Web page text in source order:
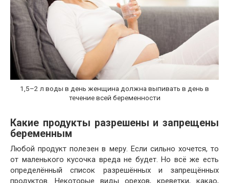
1,5–2 л воды в день женщина должна выпивать в день в
течение всей беременности
Какие продукты разрешены и запрещены
беременным
Любой продукт полезен в меру. Если сильно хочется, то
от маленького кусочка вреда не будет. Но всё же есть
определённый список разрешённых и запрещённых
продуктов. Некоторые виды орехов, креветки, какао,